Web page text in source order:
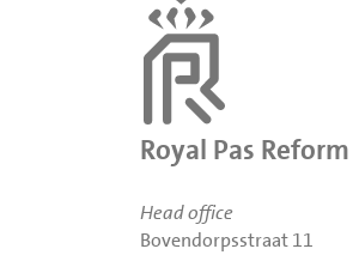
Royal Pas Reform
Head office
Bovendorpsstraat 11